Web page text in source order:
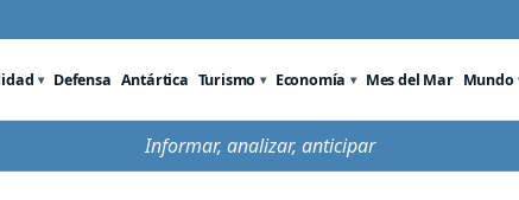
Defensa Antártica Turismo Economía Mes del Mar Mundo
Informar, analizar, anticipar